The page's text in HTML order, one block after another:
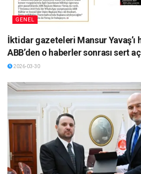
GENEL
İktidar gazeteleri Mansur Yavaş’ı
ABB’den o haberler sonrası sert
2026-03-30